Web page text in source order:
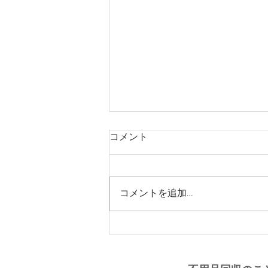
大阪市から京都府笠置町 軽
コメント
コメントを追加…